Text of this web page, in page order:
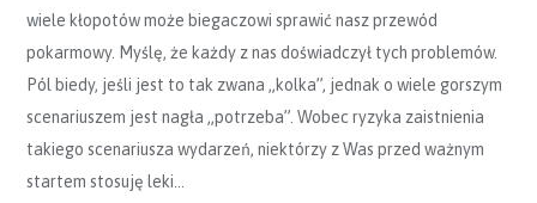
wiele kłopotów może biegaczowi sprawić nasz przewód
pokarmowy. Myślę, że każdy z nas doświadczył tych problemów.
Pól biedy, jeśli jest to tak zwana „kolka”, jednak o wiele gorszym
scenariuszem jest nagła „potrzeba”. Wobec ryzyka zaistnienia
takiego scenariusza wydarzeń, niektórzy z Was przed ważnym
startem stosuję leki…